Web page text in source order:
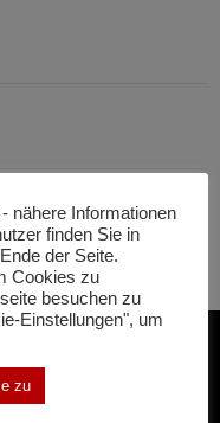
nähere Informationen
finden Sie in
der Seite.
Cookies zu
besuchen zu
Einstellungen", um
zu